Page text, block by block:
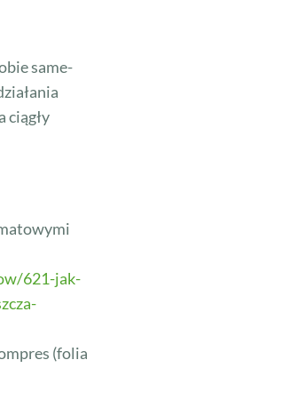
same-
ciągły
621-jak-
(folia